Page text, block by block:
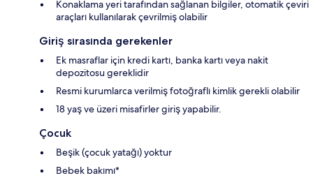
Konaklama yeri tarafından sağlanan bilgiler, otomatik çeviri
araçları kullanılarak çevrilmiş olabilir
Giriş sırasında gerekenler
Ek masraflar için kredi kartı, banka kartı veya nakit
depozitosu gereklidir
Resmi kurumlarca verilmiş fotoğraflı kimlik gerekli olabilir
18 yaş ve üzeri misafirler giriş yapabilir.
Çocuk
Beşik (çocuk yatağı) yoktur
Bebek bakımı*